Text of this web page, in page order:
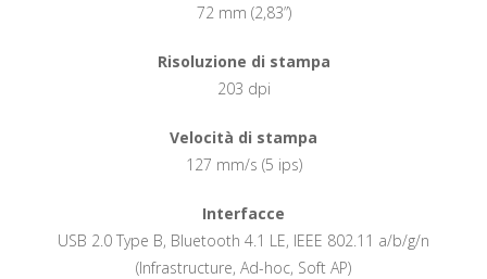
72 mm (2,83”)
Risoluzione di stampa
203 dpi
Velocità di stampa
127 mm/s (5 ips)
Interfacce
USB 2.0 Type B, Bluetooth 4.1 LE, IEEE 802.11 a/b/g/n
(Infrastructure, Ad-hoc, Soft AP)